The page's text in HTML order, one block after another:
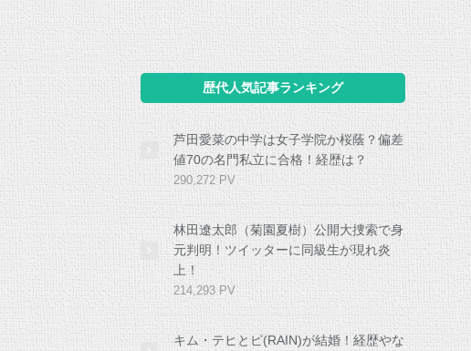
歴代人気記事ランキング
芦田愛菜の中学は女子学院か桜蔭？偏差
値70の名門私立に合格！経歴は？
290,272 PV
林田遼太郎（菊園夏樹）公開大捜索で身
元判明！ツイッターに同級生が現れ炎
上！
214,293 PV
キム・テヒとピ(RAIN)が結婚！経歴やな